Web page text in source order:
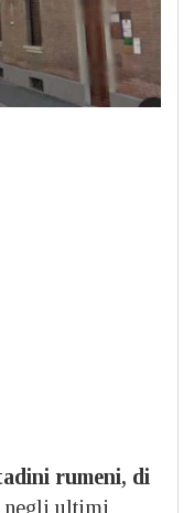
rumeni, di
negli ultimi